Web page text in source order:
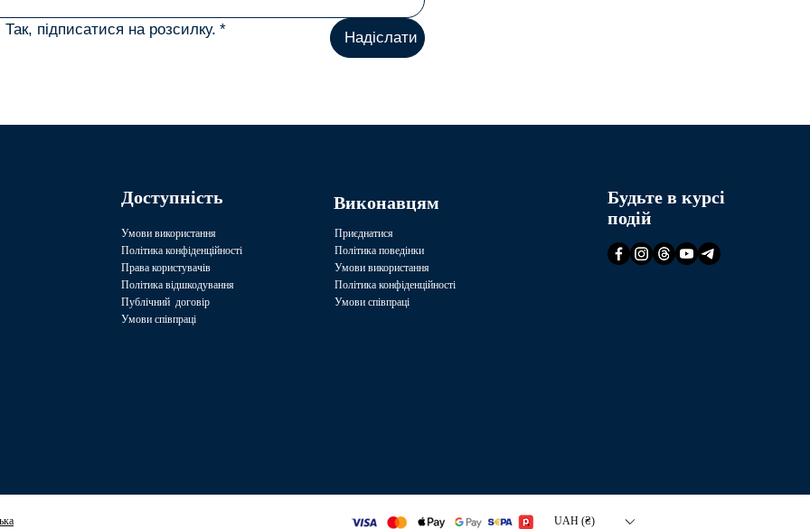
Так, підписатися на розсилку. * Надіслати
Доступність
Умови використання
Політика конфіденційності
Права користувачів
Політика відшкодування
Публічний договір
Умови співпраці
Виконавцям
Приєднатися
Політика поведінки
Умови використання
Політика конфіденційності
Умови співпраці
Будьте в курсі
подій
UAH (₴)